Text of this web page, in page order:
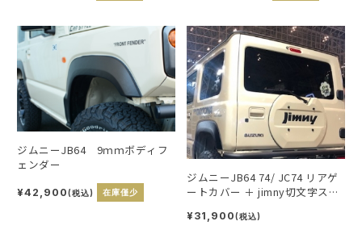
ジムニーJB64 9ｍｍボディフ
ェンダー
¥42,900(税込) 在庫僅少
ジムニーJB64 74/ JC74 リアゲ
ートカバー ＋ jimny切文字ステ
¥31,900(税込)